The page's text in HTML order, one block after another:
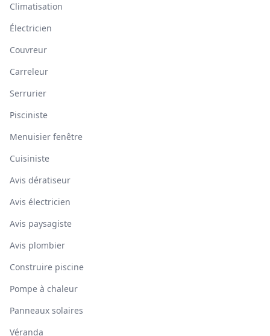
Climatisation
Électricien
Couvreur
Carreleur
Serrurier
Pisciniste
Menuisier fenêtre
Cuisiniste
Avis dératiseur
Avis électricien
Avis paysagiste
Avis plombier
Construire piscine
Pompe à chaleur
Panneaux solaires
Véranda